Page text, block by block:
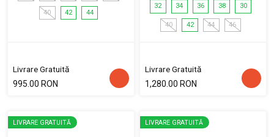
40 42 44
Livrare Gratuită
995.00 RON
32 34 36 38 30
40 42 44 46
Livrare Gratuită
1,280.00 RON
LIVRARE GRATUITĂ LIVRARE GRATUITĂ